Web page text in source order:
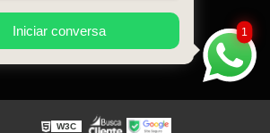
1
Iniciar conversa
W3C